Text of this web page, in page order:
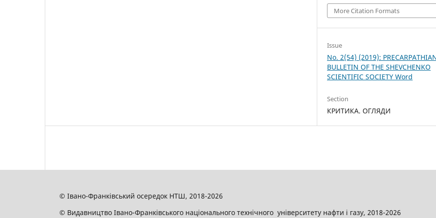
More Citation Formats
Issue
No. 2(54) (2019):
BULLETIN OF THE SHEVCHENKO
SCIENTIFIC SOCIETY Word
Section
КРИТИКА. ОГЛЯДИ
© Івано-Франківський осередок НТШ, 2018-2026
© Видавництво Івано-Франківського національного технічного університету нафти і газу, 2018-2026